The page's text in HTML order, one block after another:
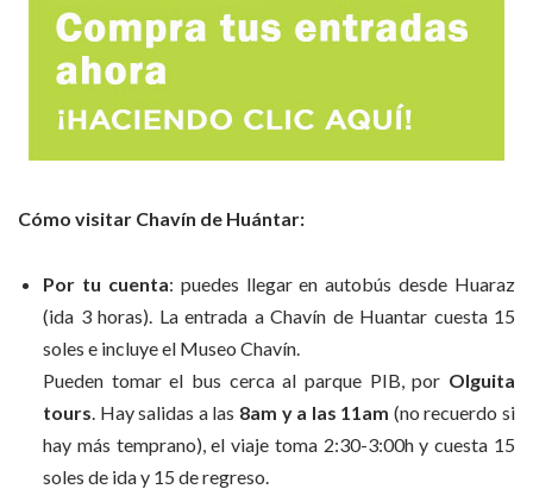
Cómo visitar Chavín de Huántar:
Por tu cuenta: puedes llegar en autobús desde Huaraz
(ida 3 horas). La entrada a Chavín de Huantar cuesta 15
soles e incluye el Museo Chavín.
Pueden tomar el bus cerca al parque PIB, por Olguita
tours. Hay salidas a las 8am y a las 11am (no recuerdo si
hay más temprano), el viaje toma 2:30-3:00h y cuesta 15
soles de ida y 15 de regreso.